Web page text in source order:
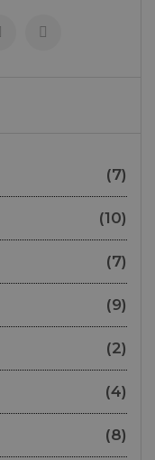
(7)
(10)
(7)
(9)
(2)
(4)
(8)